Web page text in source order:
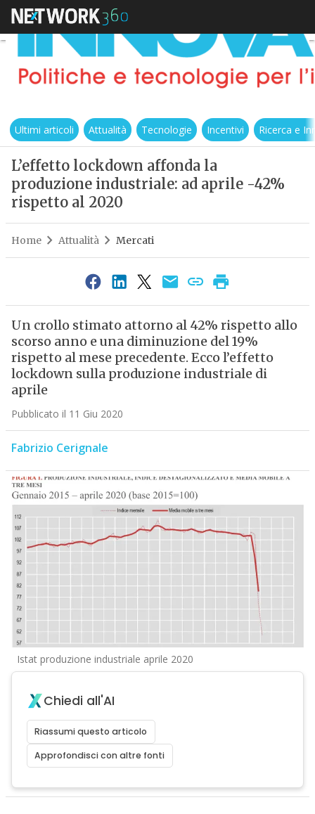
Ultimi articoli Attualità Tecnologie Incentivi Ricerca e
L’effetto lockdown affonda la
produzione industriale: ad aprile -42%
rispetto al 2020
Home Attualità Mercati
Un crollo stimato attorno al 42% rispetto allo
scorso anno e una diminuzione del 19%
rispetto al mese precedente. Ecco l’effetto
lockdown sulla produzione industriale di
aprile
Pubblicato il 11 Giu 2020
Fabrizio Cerignale
Istat produzione industriale aprile 2020
Chiedi all'AI
Riassumi questo articolo
Approfondisci con altre fonti